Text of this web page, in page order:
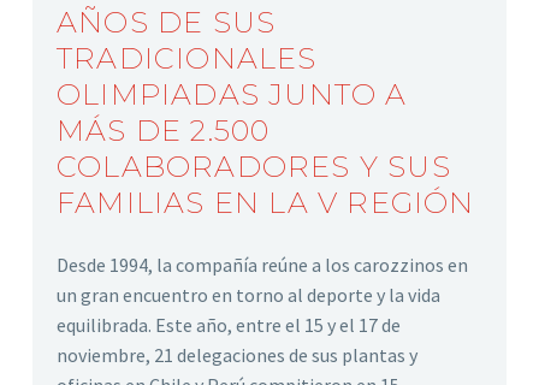
AÑOS DE SUS
TRADICIONALES
OLIMPIADAS JUNTO A
MÁS DE 2.500
COLABORADORES Y SUS
FAMILIAS EN LA V REGIÓN
Desde 1994, la compañía reúne a los carozzinos en
un gran encuentro en torno al deporte y la vida
equilibrada. Este año, entre el 15 y el 17 de
noviembre, 21 delegaciones de sus plantas y